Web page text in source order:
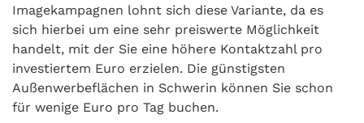
Imagekampagnen lohnt sich diese Variante, da es
sich hierbei um eine sehr preiswerte Möglichkeit
handelt, mit der Sie eine höhere Kontaktzahl pro
investiertem Euro erzielen. Die günstigsten
Außenwerbeflächen in Schwerin können Sie schon
für wenige Euro pro Tag buchen.